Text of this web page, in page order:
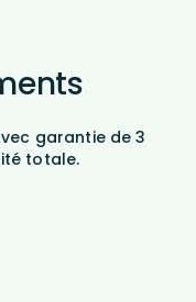
garantie de 3
totale.